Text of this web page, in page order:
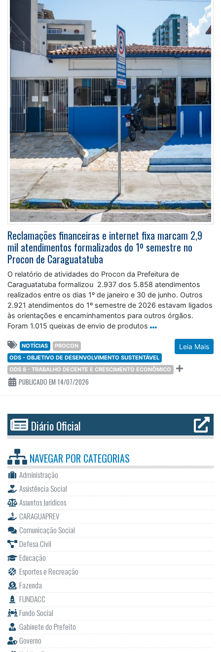
Reclamações financeiras e internet fixa marcam 2,9
mil atendimentos formalizados do 1º semestre no
Procon de Caraguatatuba
O relatório de atividades do Procon da Prefeitura de
Caraguatatuba formalizou 2.937 dos 5.858 atendimentos
realizados entre os dias 1º de janeiro e 30 de junho. Outros
2.921 atendimentos do 1º semestre de 2026 estavam ligados
às orientações e encaminhamentos para outros órgãos.
Foram 1.015 queixas de envio de produtos
Leia Mais
NOTÍCIAS
PROCON
ODS - OBJETIVO DE DESENVOLVIMENTO SUSTENTÁVEL
ODS 8 - TRABALHO DECENTE E CRESCIMENTO ECONÔMICO
PUBLICADO EM 14/07/2026
Diário Oficial
NAVEGAR POR CATEGORIAS
Administração
Assistência Social
Assuntos Jurídicos
CARAGUAPREV
Comunicação Social
Defesa Civil
Educação
Esportes e Recreação
Fazenda
FUNDACC
Fundo Social
Gabinete do Prefeito
Governo